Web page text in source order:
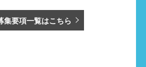
集要項一覧はこちら